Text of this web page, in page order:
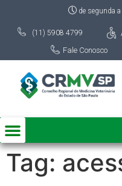
de segunda
(11) 5908 4799
Fale Conosco
Tag: